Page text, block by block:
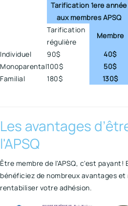
Tarification 1ere année
aux membres APSQ
Tarification
régulière
Membre
Individuel
90$
40$
Monoparental100$
50$
Familial
180$ 130$
Les avantages
l'APSQ
Être membre de l'APSQ, c'est payant!
bénéficiez de nombreux avantages
rentabiliser votre adhésion.